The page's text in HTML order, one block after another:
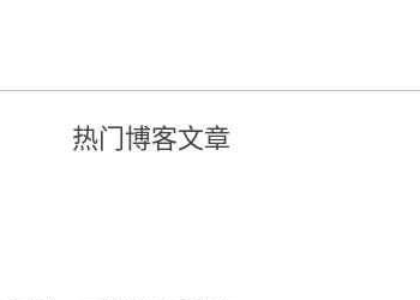
热门博客文章